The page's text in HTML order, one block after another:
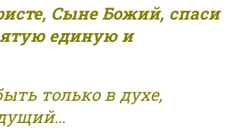
Сыне Божий, спаси
единую и
только в духе,